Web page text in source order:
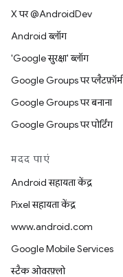
X पर @AndroidDev
Android ब्लॉग
'Google सुरक्षा' ब्लॉग
Google Groups पर प्लैटफ़ॉर्म
Google Groups पर बनाना
Google Groups पर पोर्टिंग
मदद पाएं
Android सहायता केंद्र
Pixel सहायता केंद्र
www.android.com
Google Mobile Services
स्टैक ओवरफ़्लो